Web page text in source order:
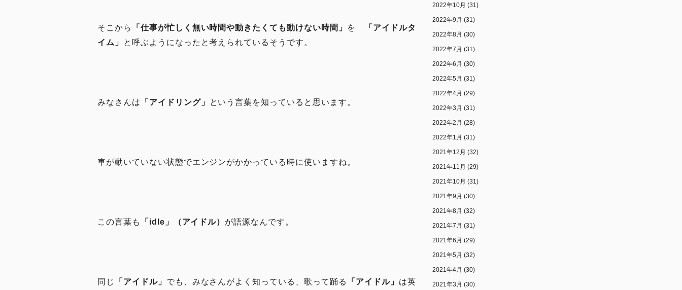
そこから 「仕事が忙しく無い時間や動きたくても動けない時間」 を
「アイドルタ
イム」
と呼ぶようになったと考えられているそうです。
みなさんは 「アイドリング」 という言葉を知っていると思います。
車が動いていない状態でエンジンがかかっている時に使いますね。
この言葉も 「idle」（アイドル） が語源なんです。
同じ 「アイドル」 でも、みなさんがよく知っている、歌って踊る 「アイドル」 は英
2022年10月 (31)
2022年9月 (31)
2022年8月 (30)
2022年7月 (31)
2022年6月 (30)
2022年5月 (31)
2022年4月 (29)
2022年3月 (31)
2022年2月 (28)
2022年1月 (31)
2021年12月 (32)
2021年11月 (29)
2021年10月 (31)
2021年9月 (30)
2021年8月 (32)
2021年7月 (31)
2021年6月 (29)
2021年5月 (32)
2021年4月 (30)
2021年3月 (30)